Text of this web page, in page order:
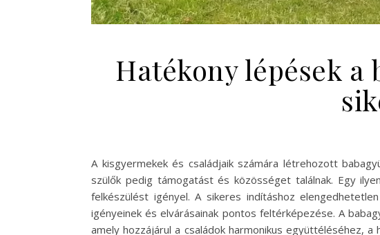
Hatékony lépések a
A kisgyermekek és családjaik számára létrehozott
szülők pedig támogatást és közösséget találnak. Egy
felkészülést igényel. A sikeres indításhoz
igényeinek és elvárásainak pontos feltérképezése. A
amely hozzájárul a családok harmonikus együttéléséhez,